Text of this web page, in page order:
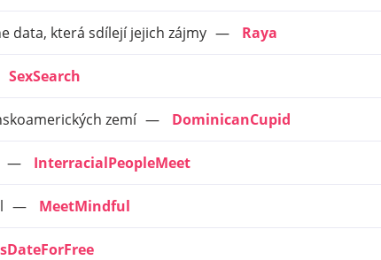
data, která sdílejí jejich zájmy Raya
SexSearch
zemí DominicanCupid
InterracialPeopleMeet
MeetMindful